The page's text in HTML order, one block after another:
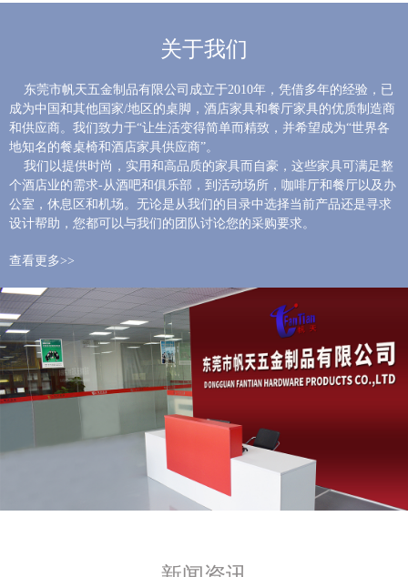
关于我们
东莞市帆天五金制品有限公司成立于2010年，凭借多年的经验，已
成为中国和其他国家/地区的桌脚，酒店家具和餐厅家具的优质制造商
和供应商。我们致力于“让生活变得简单而精致，并希望成为“世界各
地知名的餐桌椅和酒店家具供应商”。
我们以提供时尚，实用和高品质的家具而自豪，这些家具可满足整
个酒店业的需求-从酒吧和俱乐部，到活动场所，咖啡厅和餐厅以及办
公室，休息区和机场。无论是从我们的目录中选择当前产品还是寻求
设计帮助，您都可以与我们的团队讨论您的采购要求。
查看更多>>